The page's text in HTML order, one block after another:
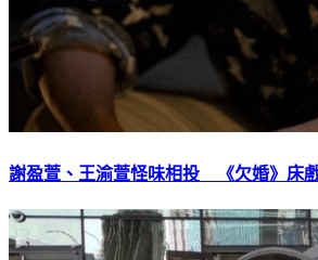
謝盈萱、王渝萱怪味相投 《欠婚》床